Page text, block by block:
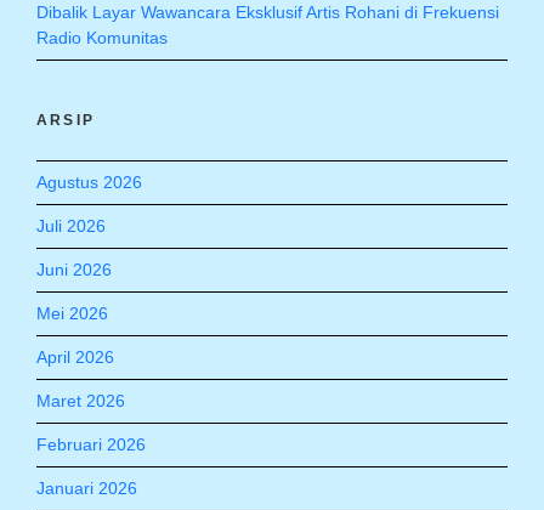
Dibalik Layar Wawancara Eksklusif Artis Rohani di Frekuensi
Radio Komunitas
ARSIP
Agustus 2026
Juli 2026
Juni 2026
Mei 2026
April 2026
Maret 2026
Februari 2026
Januari 2026